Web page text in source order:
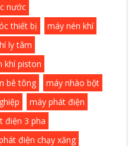
nước
thiết bị
máy nén khí
ly tâm
khí piston
bê tông
máy nhào bột
máy phát điện
điện 3 pha
điện chạy xăng